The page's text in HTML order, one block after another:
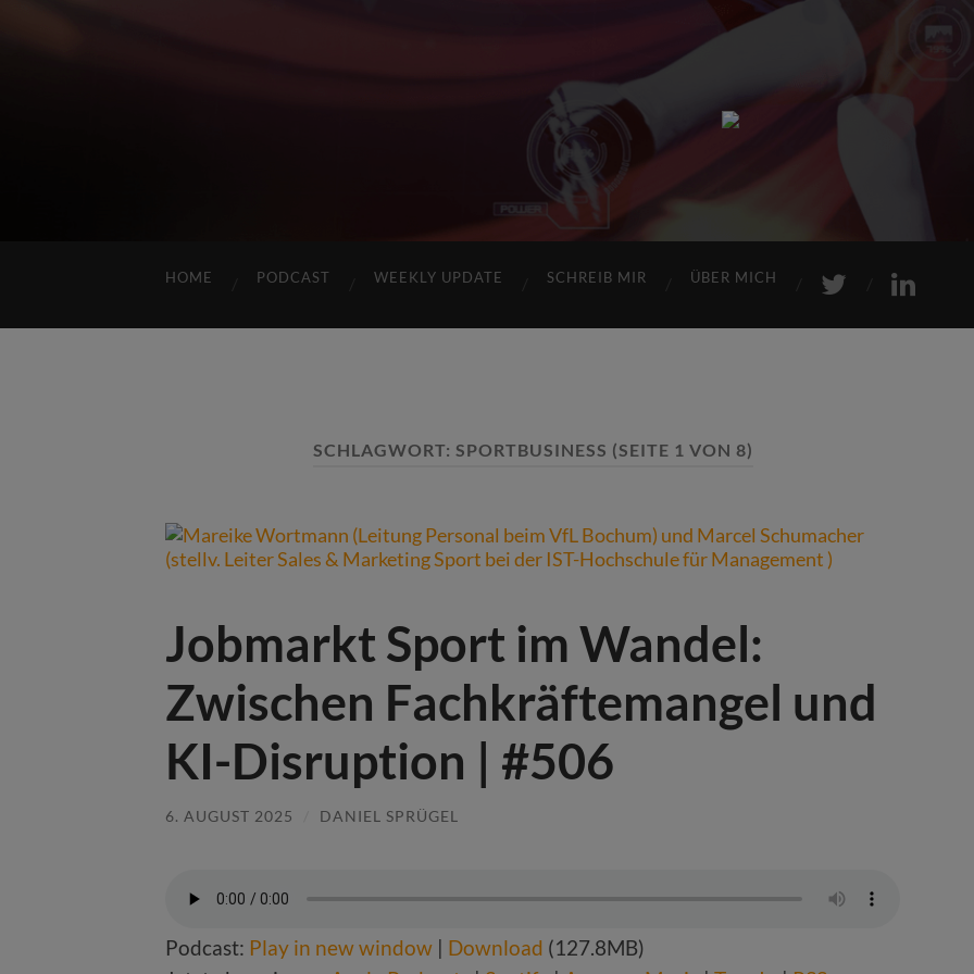
HOME PODCAST WEEKLY UPDATE SCHREIB MIR ÜBER MICH
SCHLAGWORT: SPORTBUSINESS (SEITE 1 VON 8)
Jobmarkt Sport im Wandel:
Zwischen Fachkräftemangel und
KI-Disruption | #506
6. AUGUST 2025 DANIEL SPRÜGEL
Podcast: Play in new window | Download (127.8MB)